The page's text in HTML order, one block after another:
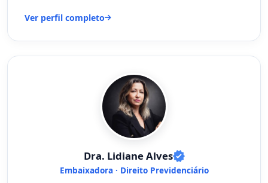
Ver perfil completo
Dra. Lidiane Alves
Embaixadora · Direito Previdenciário